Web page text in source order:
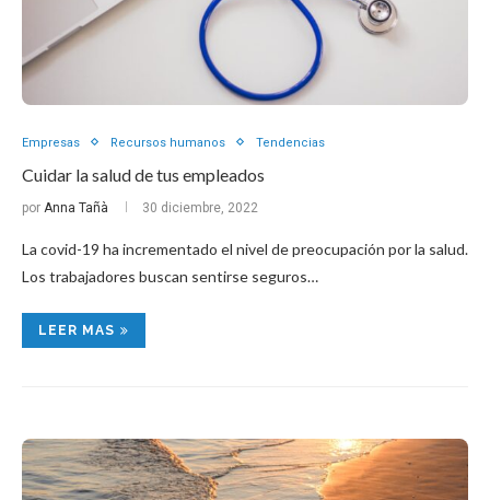
Empresas Recursos humanos Tendencias
Cuidar la salud de tus empleados
por Anna Tañà 30 diciembre, 2022
La covid-19 ha incrementado el nivel de preocupación por la salud.
Los trabajadores buscan sentirse seguros…
LEER MAS